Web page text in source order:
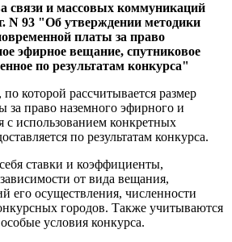
связи и массовых коммуникаций
N 93 "Об утверждении методики
платы за право
эфирное вещание, спутниковое
по результатам конкурса"
которой рассчитывается размер
за право наземного эфирного и
с использованием конкретных
по результатам конкурса.
ставки и коэффициенты,
от вида вещания,
его осуществления, численности
городов. Также учитываются
условия конкурса.